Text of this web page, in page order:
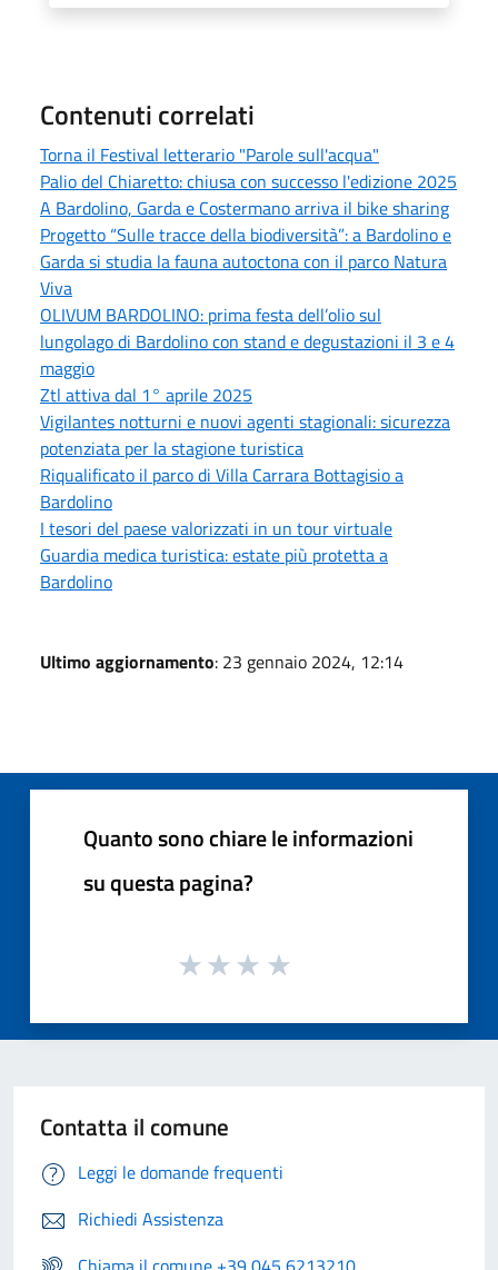
Contenuti correlati
Torna il Festival letterario "Parole sull'acqua"
Palio del Chiaretto: chiusa con successo l'edizione 2025
A Bardolino, Garda e Costermano arriva il bike sharing
Progetto “Sulle tracce della biodiversità”: a Bardolino e
Garda si studia la fauna autoctona con il parco Natura
Viva
OLIVUM BARDOLINO: prima festa dell’olio sul
lungolago di Bardolino con stand e degustazioni il 3 e 4
maggio
Ztl attiva dal 1° aprile 2025
Vigilantes notturni e nuovi agenti stagionali: sicurezza
potenziata per la stagione turistica
Riqualificato il parco di Villa Carrara Bottagisio a
Bardolino
I tesori del paese valorizzati in un tour virtuale
Guardia medica turistica: estate più protetta a
Bardolino
Ultimo aggiornamento: 23 gennaio 2024, 12:14
Quanto sono chiare le informazioni
su questa pagina?
Contatta il comune
Leggi le domande frequenti
Richiedi Assistenza